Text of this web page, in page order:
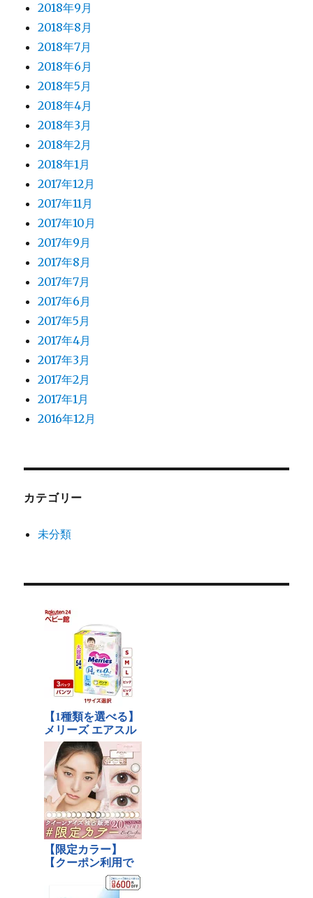
2018年9月
2018年8月
2018年7月
2018年6月
2018年5月
2018年4月
2018年3月
2018年2月
2018年1月
2017年12月
2017年11月
2017年10月
2017年9月
2017年8月
2017年7月
2017年6月
2017年5月
2017年4月
2017年3月
2017年2月
2017年1月
2016年12月
カテゴリー
未分類